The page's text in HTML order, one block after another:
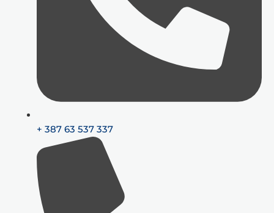
+ 387 63 537 337